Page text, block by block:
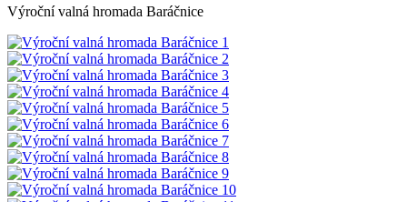
Výroční valná hromada Baráčnice